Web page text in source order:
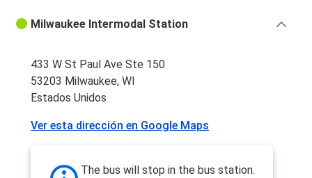
Milwaukee Intermodal Station
433 W St Paul Ave Ste 150
53203 Milwaukee, WI
Estados Unidos
Ver esta dirección en Google Maps
The bus will stop in the bus station.